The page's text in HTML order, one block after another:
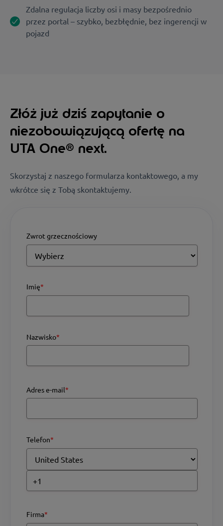
Zdalna regulacja liczby osi i masy bezpośrednio
przez portal – szybko, bezbłędnie, bez ingerencji w
pojazd
Złóż już dziś zapytanie o
niezobowiązującą ofertę na
UTA One® next.
Skorzystaj z naszego formularza kontaktowego, a my
wkrótce się z Tobą skontaktujemy.
Zwrot grzecznościowy
Imię*
Nazwisko*
Adres e-mail*
Telefon*
Firma*